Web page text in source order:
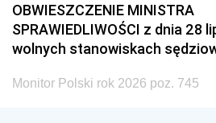
OBWIESZCZENIE MINISTRA
SPRAWIEDLIWOŚCI z dnia 28
wolnych stanowiskach
Monitor Polski rok 2026 poz. 745